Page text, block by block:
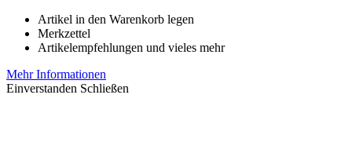
Artikel in den Warenkorb legen
Merkzettel
Artikelempfehlungen und vieles mehr
Mehr Informationen
Einverstanden Schließen